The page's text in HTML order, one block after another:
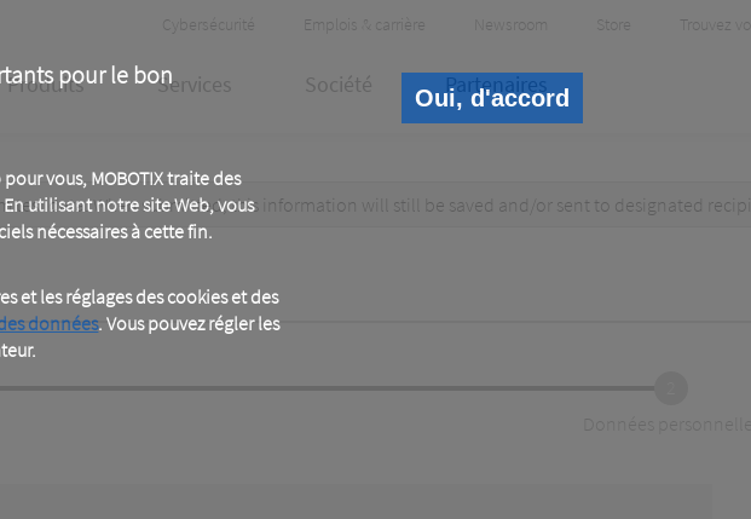
pour le bon
vous, MOBOTIX traite des
utilisant notre site Web, vous
nécessaires à cette fin.
et les réglages des cookies et des
données. Vous pouvez régler les
Oui, d'accord
Header
Meta
Cybersécurité Emplois & carrière Newsroom Store Trouvez
Produits Services Société Partenaires
test data. When submitted, this information will still be saved and/or sent to designated